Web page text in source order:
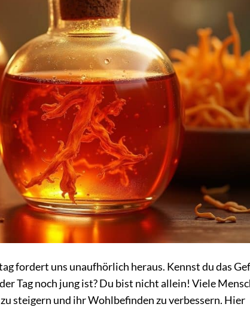
fordert uns unaufhörlich heraus. Kennst du das
Tag noch jung ist? Du bist nicht allein! Viele
steigern und ihr Wohlbefinden zu verbessern. Hier